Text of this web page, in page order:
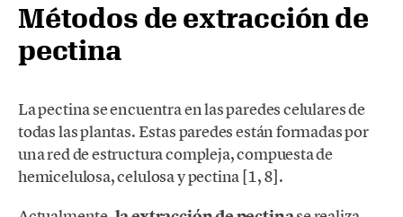
Métodos de extracción de
pectina
La pectina se encuentra en las paredes celulares de
todas las plantas. Estas paredes están formadas por
una red de estructura compleja, compuesta de
hemicelulosa, celulosa y pectina [1, 8].